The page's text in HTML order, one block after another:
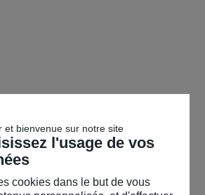
et bienvenue sur notre site
l'usage de vos
cookies dans le but de vous